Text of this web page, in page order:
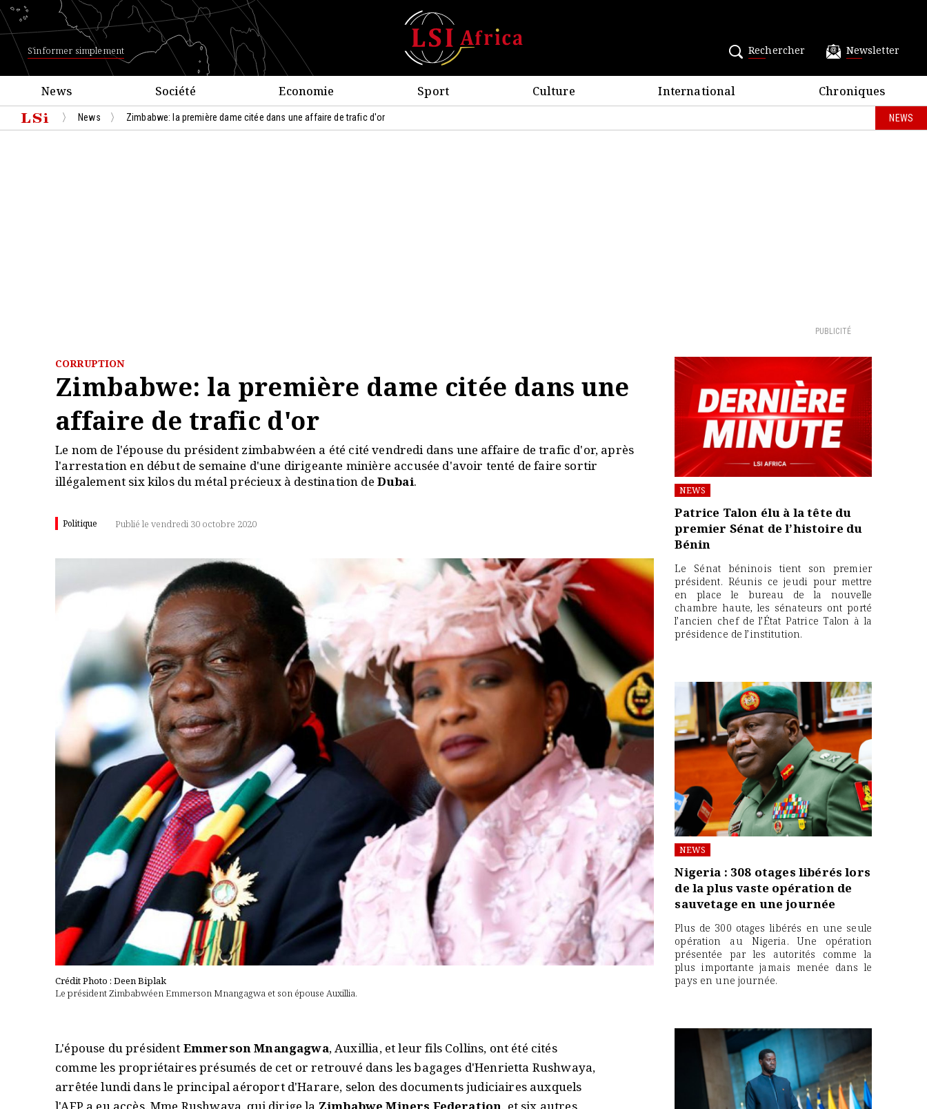
S'informer simplement Rechercher Newsletter
News Société Economie Sport Culture International Chroniques
News Zimbabwe: la première dame citée dans une affaire de trafic d'or NEWS
PUBLICITÉ
CORRUPTION
Zimbabwe: la première dame citée dans une
affaire de trafic d'or
Le nom de l'épouse du président zimbabwéen a été cité vendredi dans une affaire de trafic d'or, après
l'arrestation en début de semaine d'une dirigeante minière accusée d'avoir tenté de faire sortir
illégalement six kilos du métal précieux à destination de Dubai.
Politique Publié le vendredi 30 octobre 2020
Crédit Photo : Deen Biplak
Le président Zimbabwéen Emmerson Mnangagwa et son épouse Auxillia.
L'épouse du président Emmerson Mnangagwa, Auxillia, et leur fils Collins, ont été cités
comme les propriétaires présumés de cet or retrouvé dans les bagages d'Henrietta Rushwaya,
arrêtée lundi dans le principal aéroport d'Harare, selon des documents judiciaires auxquels
l'AFP a eu accès. Mme Rushwaya, qui dirige la Zimbabwe Miners Federation, et six autres
NEWS
Patrice Talon élu à la tête du
premier Sénat de l’histoire du
Bénin
Le Sénat béninois tient son premier
président. Réunis ce jeudi pour mettre
en place le bureau de la nouvelle
chambre haute, les sénateurs ont porté
l’ancien chef de l’État Patrice Talon à la
présidence de l’institution.
NEWS
Nigeria : 308 otages libérés lors
de la plus vaste opération de
sauvetage en une journée
Plus de 300 otages libérés en une seule
opération au Nigeria. Une opération
présentée par les autorités comme la
plus importante jamais menée dans le
pays en une journée.